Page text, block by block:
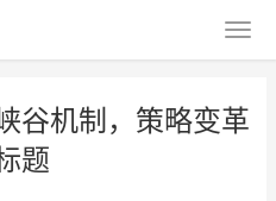
谷机制，策略变革
题